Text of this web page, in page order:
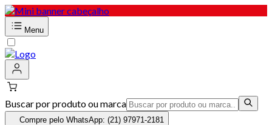
Menu
Buscar por produto ou marca
Compre pelo WhatsApp: (21) 97971-2181